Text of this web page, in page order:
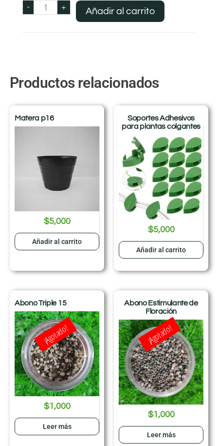
- + Añadir al carrito
Productos relacionados
Matera p16
$5,000
Añadir al carrito
Soportes Adhesivos
para plantas colgantes
$5,000
Añadir al carrito
Abono Triple 15
$1,000
Leer más
¡Agotado!
Abono Estimulante de
Floración
$1,000
Leer más
¡Agotado!